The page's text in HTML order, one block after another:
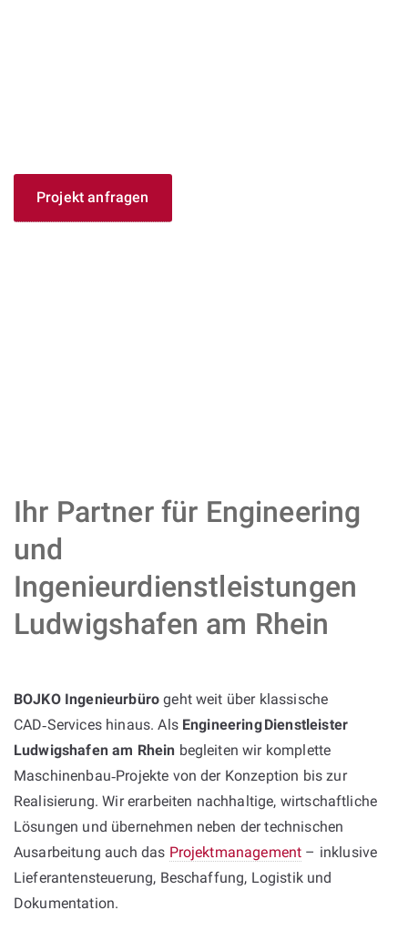
Projekt anfragen
Ihr Partner für Engineering
und
Ingenieurdienstleistungen
Ludwigshafen am Rhein
BOJKO Ingenieurbüro geht weit über klassische
CAD‑Services hinaus. Als Engineering Dienstleister
Ludwigshafen am Rhein begleiten wir komplette
Maschinenbau‑Projekte von der Konzeption bis zur
Realisierung. Wir erarbeiten nachhaltige, wirtschaftliche
Lösungen und übernehmen neben der technischen
Ausarbeitung auch das Projektmanagement – inklusive
Lieferantensteuerung, Beschaffung, Logistik und
Dokumentation.